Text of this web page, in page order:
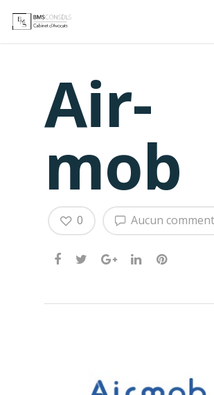
Air-
mob
Aucun
0